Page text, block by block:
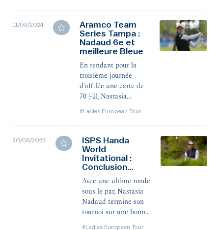
place à Tampa, début
mars, a prouvé qu’elle
pouvait y jouer les
premiers rôles.
11/03/2024
Aramco Team
Series Tampa :
Nadaud 6e et
meilleure Bleue
En rendant pour la
troisième journée
d'affilée une carte de
70 (-2), Nastasia
ce dimanche en
Floride, à six coups de
l'Allemande Alexandra
Försterling.
#Ladies European Tour
20/08/2023
ISPS Handa
World
Invitational :
Conclusion
positive pour
Nadaud
Avec une ultime ronde
sous le par, Nastasia
Nadaud termine son
tournoi sur une bonne
#Ladies European Tour